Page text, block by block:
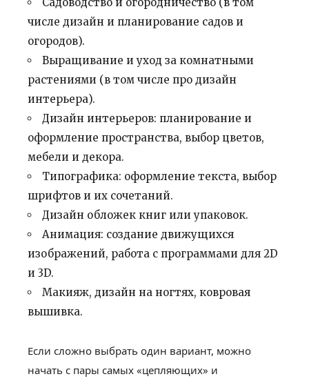
числе дизайн и планирование садов и
огородов).
Выращивание и уход за комнатными
растениями (в том числе про дизайн
интерьера).
Дизайн интерьеров: планирование и
оформление пространства, выбор цветов,
мебели и декора.
Типографика: оформление текста, выбор
шрифтов и их сочетаний.
Дизайн обложек книг или упаковок.
Анимация: создание движущихся
изображений, работа с программами для 2D
и 3D.
Макияж, дизайн на ногтях, ковровая
вышивка.
Если сложно выбрать один вариант, можно
начать с пары самых «цепляющих» и